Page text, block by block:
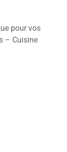
pour vos
– Cuisine